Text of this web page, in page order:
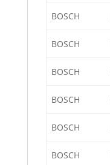
BOSCH
BOSCH
BOSCH
BOSCH
BOSCH
BOSCH